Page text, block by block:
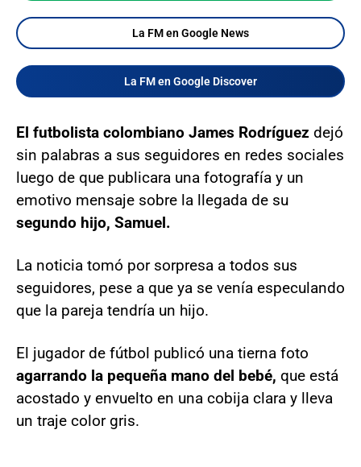
La FM en Google News
La FM en Google Discover
El futbolista colombiano James Rodríguez dejó
sin palabras a sus seguidores en redes sociales
luego de que publicara una fotografía y un
emotivo mensaje sobre la llegada de su
segundo hijo, Samuel.
La noticia tomó por sorpresa a todos sus
seguidores, pese a que ya se venía especulando
que la pareja tendría un hijo.
El jugador de fútbol publicó una tierna foto
agarrando la pequeña mano del bebé, que está
acostado y envuelto en una cobija clara y lleva
un traje color gris.